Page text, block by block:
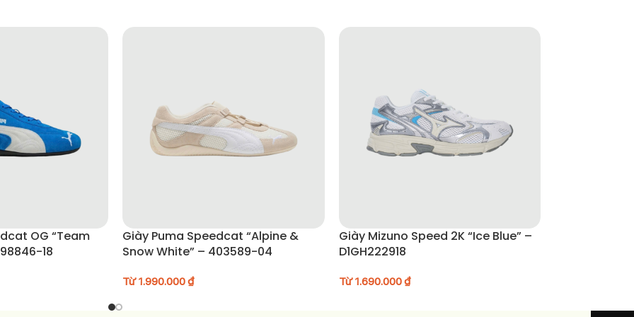
thanh lịch và thời trang.
OG “Team
18
Giày Puma Speedcat “Alpine &
Snow White” – 403589-04
Từ1.990.000₫
Giày Mizuno Speed 2K “Ice Blue” –
D1GH222918
Từ1.690.000₫